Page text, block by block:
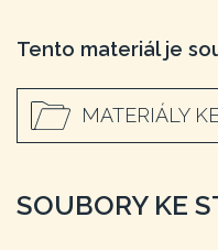
Tento materiál je
MATERIÁLY
SOUBORY KE